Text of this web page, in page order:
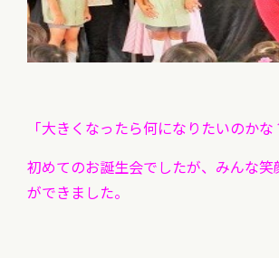
「大きくなったら何になりたいのかな
初めてのお誕生会でしたが、 みんな笑
ができました。